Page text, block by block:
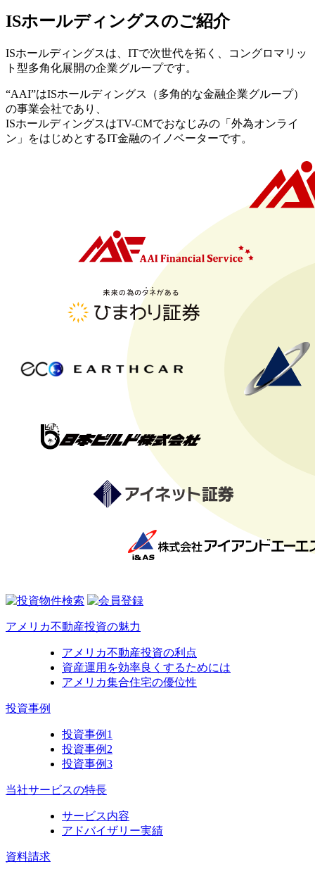
ISホールディングスのご紹介
ISホールディングスは、ITで次世代を拓く、コングロマリッ
ト型多角化展開の企業グループです。
“AAI”はISホールディングス（多角的な金融企業グループ）
の事業会社であり、
ISホールディングスはTV-CMでおなじみの「外為オンライ
ン」をはじめとするIT金融のイノベーターです。
アメリカ不動産投資の魅力
アメリカ不動産投資の利点
資産運用を効率良くするためには
アメリカ集合住宅の優位性
投資事例
投資事例1
投資事例2
投資事例3
当社サービスの特長
サービス内容
アドバイザリー実績
資料請求